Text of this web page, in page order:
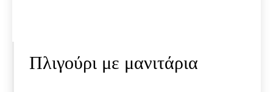
Πλιγούρι με μανιτάρια